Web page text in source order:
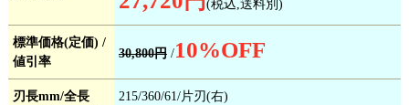
(税込,送料別)
標準価格(定価) /
値引率
30,800円 /10%OFF
刃長mm/全長
215/360/61/片刃(右)